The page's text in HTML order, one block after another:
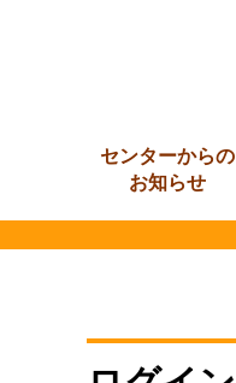
センターからの
お知らせ